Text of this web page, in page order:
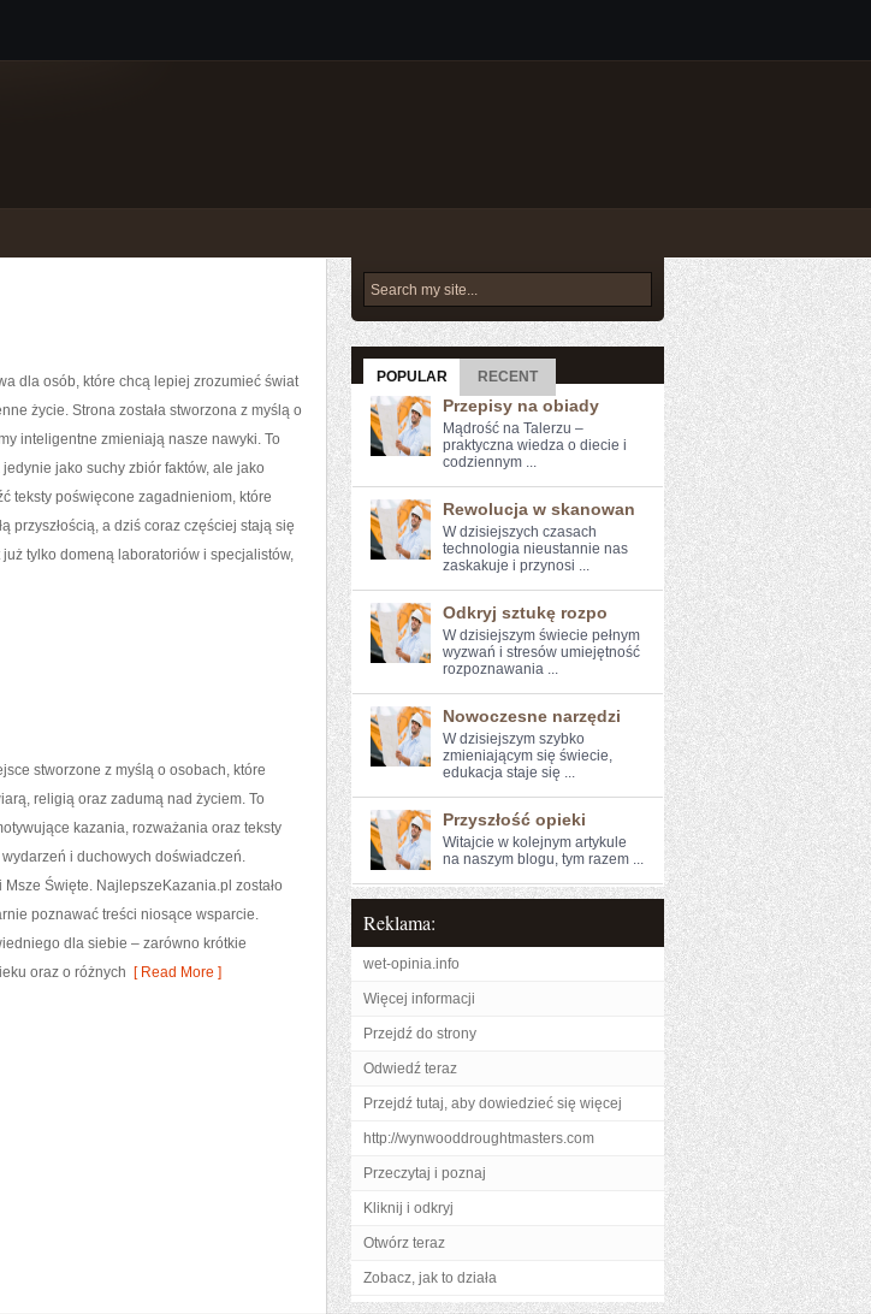
dla osób, które chcą lepiej zrozumieć świat
życie. Strona została stworzona z myślą o
inteligentne zmieniają nasze nawyki. To
jako suchy zbiór faktów, ale jako
teksty poświęcone zagadnieniom, które
przyszłością, a dziś coraz częściej stają się
tylko domeną laboratoriów i specjalistów,
stworzone z myślą o osobach, które
religią oraz zadumą nad życiem. To
kazania, rozważania oraz teksty
i duchowych doświadczeń.
Święte. NajlepszeKazania.pl zostało
poznawać treści niosące wsparcie.
dla siebie – zarówno krótkie
oraz o różnych [ Read More ]
POPULAR RECENT
Przepisy na obiady
Mądrość na Talerzu –
praktyczna wiedza o diecie i
codziennym ...
Rewolucja w skanowan
W dzisiejszych czasach
‌technologia nieustannie ‍nas
zaskakuje⁢ i przynosi ...
Odkryj sztukę rozpo
W dzisiejszym świecie pełnym
wyzwań i stresów ⁣umiejętność
rozpoznawania ...
Nowoczesne narzędzi
W dzisiejszym ​szybko
zmieniającym się świecie,
edukacja staje się ...
Przyszłość opieki
Witajcie w ‍kolejnym artykule
na naszym blogu, tym razem ...
Reklama:
wet-opinia.info
Więcej informacji
Przejdź do strony
Odwiedź teraz
Przejdź tutaj, aby dowiedzieć się więcej
http://wynwooddroughtmasters.com
Przeczytaj i poznaj
Kliknij i odkryj
Otwórz teraz
Zobacz, jak to działa